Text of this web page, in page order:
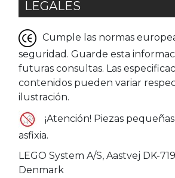
LEGALES
Cumple las normas
seguridad. Guarde esta
futuras consultas. Las
contenidos pueden variar
ilustración.
¡Atención! Piezas
asfixia.
LEGO System A/S, Aastvej DK-
Denmark